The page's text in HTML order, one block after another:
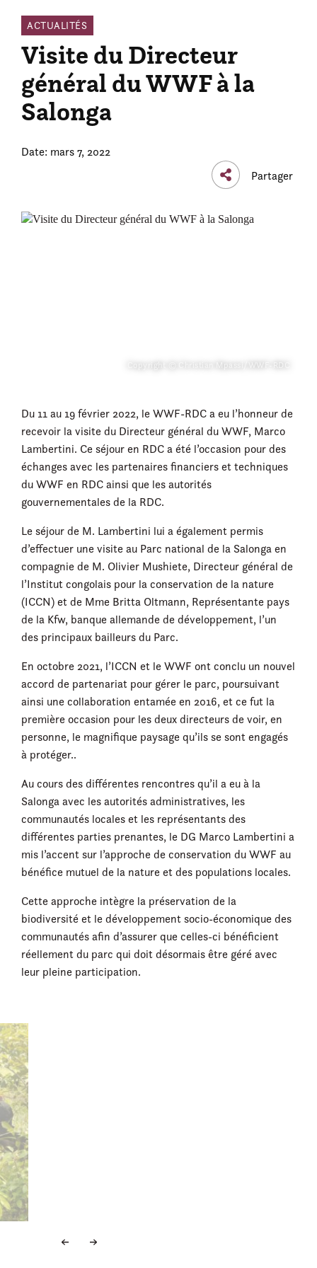
ACTUALITÉS
Visite du Directeur
général du WWF à la
Salonga
Date: mars 7, 2022
Partager
Copyright © Christian Mpassi/WWF-RDC
Du 11 au 19 février 2022, le WWF-RDC a eu l’honneur de
recevoir la visite du Directeur général du WWF, Marco
Lambertini. Ce séjour en RDC a été l’occasion pour des
échanges avec les partenaires financiers et techniques
du WWF en RDC ainsi que les autorités
gouvernementales de la RDC.
Le séjour de M. Lambertini lui a également permis
d’effectuer une visite au Parc national de la Salonga en
compagnie de M. Olivier Mushiete, Directeur général de
l’Institut congolais pour la conservation de la nature
(ICCN) et de Mme Britta Oltmann, Représentante pays
de la Kfw, banque allemande de développement, l’un
des principaux bailleurs du Parc.
En octobre 2021, l’ICCN et le WWF ont conclu un nouvel
accord de partenariat pour gérer le parc, poursuivant
ainsi une collaboration entamée en 2016, et ce fut la
première occasion pour les deux directeurs de voir, en
personne, le magnifique paysage qu’ils se sont engagés
à protéger..
Au cours des différentes rencontres qu’il a eu à la
Salonga avec les autorités administratives, les
communautés locales et les représentants des
différentes parties prenantes, le DG Marco Lambertini a
mis l’accent sur l’approche de conservation du WWF au
bénéfice mutuel de la nature et des populations locales.
Cette approche intègre la préservation de la
biodiversité et le développement socio-économique des
communautés afin d’assurer que celles-ci bénéficient
réellement du parc qui doit désormais être géré avec
leur pleine participation.